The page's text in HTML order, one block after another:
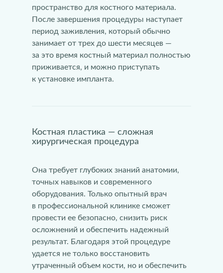
пространство для костного материала.
После завершения процедуры наступает
период заживления, который обычно
занимает от трех до шести месяцев —
за это время костный материал полностью
приживается, и можно приступать
к установке импланта.
Костная пластика — сложная
хирургическая процедура
Она требует глубоких знаний анатомии,
точных навыков и современного
оборудования. Только опытный врач
в профессиональной клинике сможет
провести ее безопасно, снизить риск
осложнений и обеспечить надежный
результат. Благодаря этой процедуре
удается не только восстановить
утраченный объем кости, но и обеспечить